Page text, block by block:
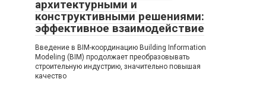
архитектурными и
конструктивными решениями:
эффективное взаимодействие
Введение в BIM-координацию Building Information
Modeling (BIM) продолжает преобразовывать
строительную индустрию, значительно повышая
качество